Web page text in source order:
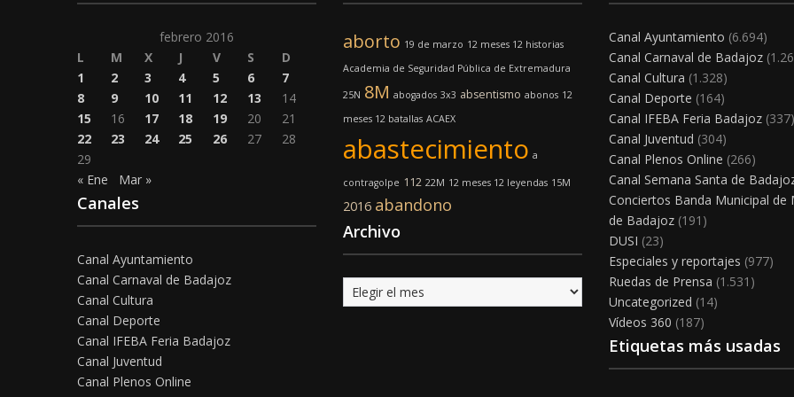
febrero 2016
L
M X J V S
D
1
2 3 4 5 6
7
8
9 10 11 12 13
14
15
16 17 18 19 20
21
22
23 24 25 26 27
28
29
« Ene
Mar »
Canales
Canal Ayuntamiento
Canal Carnaval de Badajoz
Canal Cultura
Canal Deporte
Canal IFEBA Feria Badajoz
Canal Juventud
Canal Plenos Online
aborto 19 de marzo 12 meses 12 historias
Academia de Seguridad Pública de Extremadura
25N 8M abogados 3x3 absentismo abonos 12
meses 12 batallas ACAEX
abastecimiento a
contragolpe 112 22M 12 meses 12 leyendas 15M
2016 abandono
Archivo
Archivo
Canal Ayuntamiento (6.694)
Canal Carnaval de Badajoz
Canal Cultura (1.328)
Canal Deporte (164)
Canal IFEBA Feria Badajoz (337)
Canal Juventud (304)
Canal Plenos Online (266)
Canal Semana Santa de
Conciertos Banda Municipal de
de Badajoz (191)
DUSI (23)
Especiales y reportajes (977)
Ruedas de Prensa (1.531)
Uncategorized (14)
Vídeos 360 (187)
Etiquetas más usadas